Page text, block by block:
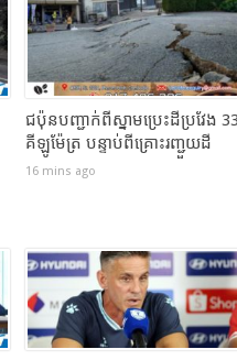
ជប៉ុនបញ្ជាក់ពីស្នាមប្រេះដីប្រវែង
គីឡូម៉ែត្រ បន្ទាប់ពីគ្រោះរញ្ជួយដី
16 mins ago